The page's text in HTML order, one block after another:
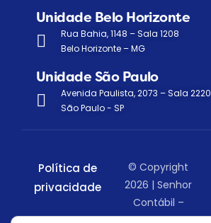
Unidade Belo Horizonte
Rua Bahia, 1148 – Sala 1208
Belo Horizonte – MG
Unidade São Paulo
Avenida Paulista, 2073 – Sala 2220
São Paulo - SP
Política de
privacidade
© Copyright
2026 | Senhor
Contábil –
Todos os